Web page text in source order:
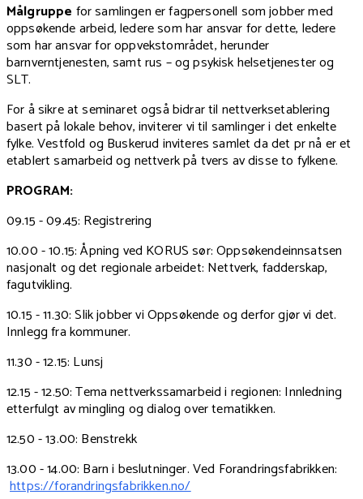
Målgruppe for samlingen er fagpersonell som jobber med
oppsøkende arbeid, ledere som har ansvar for dette, ledere
som har ansvar for oppvekstområdet, herunder
barnverntjenesten, samt rus – og psykisk helsetjenester og
SLT.
For å sikre at seminaret også bidrar til nettverksetablering
basert på lokale behov, inviterer vi til samlinger i det enkelte
fylke. Vestfold og Buskerud inviteres samlet da det pr nå er et
etablert samarbeid og nettverk på tvers av disse to fylkene.
PROGRAM:
09.15 - 09.45: Registrering
10.00 - 10.15: Åpning ved KORUS sør: Oppsøkendeinnsatsen
nasjonalt og det regionale arbeidet: Nettverk, fadderskap,
fagutvikling.
10.15 - 11.30: Slik jobber vi Oppsøkende og derfor gjør vi det.
Innlegg fra kommuner.
11.30 - 12.15: Lunsj
12.15 - 12.50: Tema nettverkssamarbeid i regionen: Innledning
etterfulgt av mingling og dialog over tematikken.
12.50 - 13.00: Benstrekk
13.00 - 14.00: Barn i beslutninger. Ved Forandringsfabrikken:
https://forandringsfabrikken.no/